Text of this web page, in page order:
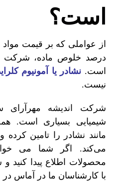
است؟
از عواملی که بر قیمت مواد
درصد خلوص ماده، شرکت
است. نشادر یا آمونیوم
نیست.
شرکت اندیشه مهرآرای
شیمیایی بسیاری است.
مانند نشادر را تامین
می‌کند. اگر شما می
محصولات اطلاع پیدا کنید
با کارشناسان ما در آماس در